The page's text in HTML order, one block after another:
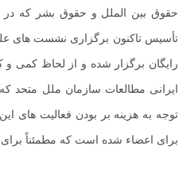
حقوق بین الملل و حقوق بشر که
تأسیس تاکنون برگزاری نشست های
رایگان برگزار شده و از لحاظ کمی
ایرانی مطالعات سازمان ملل متحد
توجه به هزینه بر بودن فعالیت های
برای اعضاء شده است که مطمئناً برای